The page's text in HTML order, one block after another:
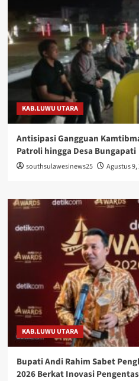
KAB.LUWU UTARA
Antisipasi Gangguan
Patroli hingga Desa Bungapati
southsulawesinews25 Agustus 9,
KAB.LUWU UTARA
Bupati Andi Rahim Sabet
2026 Berkat Inovasi